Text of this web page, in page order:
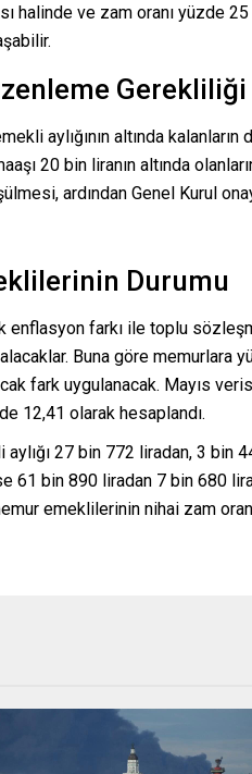
halinde ve zam oranı yüzde
Gerekliliği
aylığının altında
20 bin liranın altında
ardından Genel Kurul
Durumu
enflasyon farkı ile toplu
alacaklar. Buna göre memurlara
fark uygulanacak. Mayıs
12,41 olarak hesaplandı.
27 bin 772 liradan, 3 bin
61 bin 890 liradan 7 bin 680
emeklilerinin nihai zam